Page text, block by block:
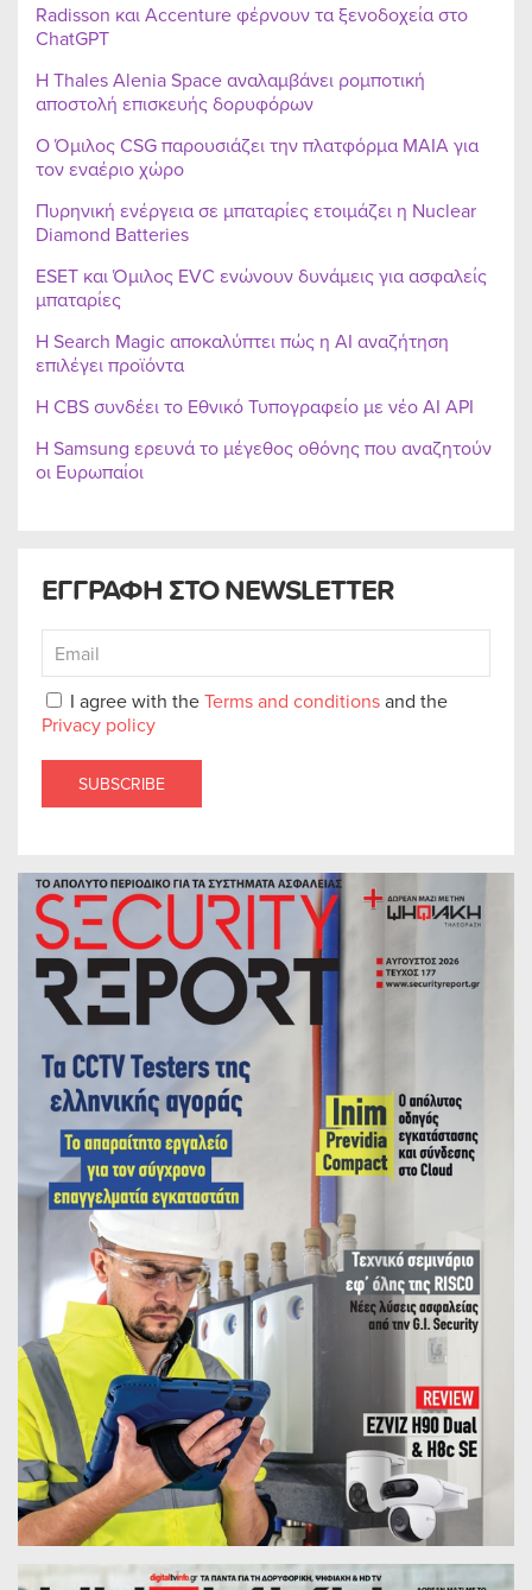
ΕΓΓΡΑΦΗ ΣΤΟ NEWSLETTER
I agree with theTerms and conditionsand the
Privacy policy
SUBSCRIBE
Radisson και Accenture φέρνουν τα ξενοδοχεία στο
ChatGPT
Η Thales Alenia Space αναλαμβάνει ρομποτική
αποστολή επισκευής δορυφόρων
Ο Όμιλος CSG παρουσιάζει την πλατφόρμα MAIA για
τον εναέριο χώρο
Πυρηνική ενέργεια σε μπαταρίες ετοιμάζει η Nuclear
Diamond Batteries
ESET και Όμιλος EVC ενώνουν δυνάμεις για ασφαλείς
μπαταρίες
Η Search Magic αποκαλύπτει πώς η AI αναζήτηση
επιλέγει προϊόντα
Η CBS συνδέει το Εθνικό Τυπογραφείο με νέο AI API
Η Samsung ερευνά το μέγεθος οθόνης που αναζητούν
οι Ευρωπαίοι